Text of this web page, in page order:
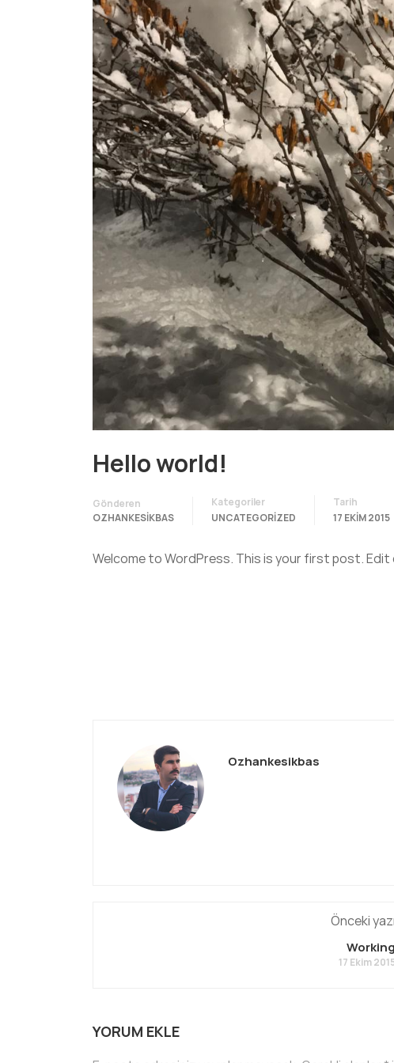
Hello world!
Gönderen
OZHANKESIKBAS
Kategoriler
UNCATEGORIZED
Tarih
17 EKIM 2015
Welcome to WordPress. This is your first post.
Ozhankesikbas
Önceki yazı
Working
17 Ekim
YORUM EKLE